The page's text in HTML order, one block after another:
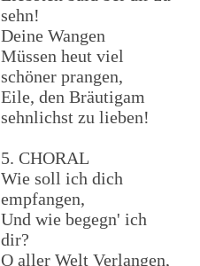
sehn!
Deine Wangen
Müssen heut viel
schöner prangen,
Eile, den Bräutigam
sehnlichst zu lieben!
5. CHORAL
Wie soll ich dich
empfangen,
Und wie begegn' ich
dir?
O aller Welt Verlangen,